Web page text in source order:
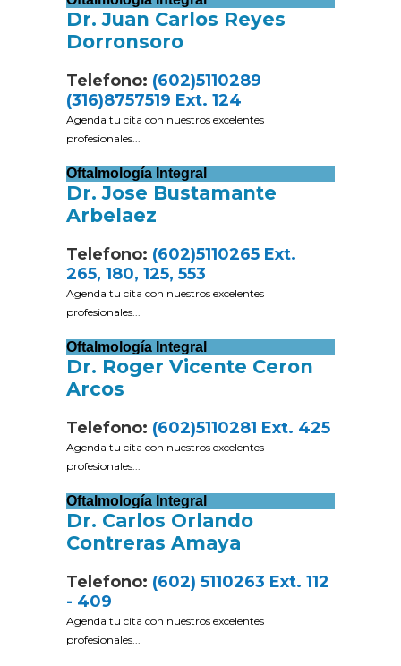
Dr. Juan Carlos Reyes
Dorronsoro
Telefono: (602)5110289
(316)8757519 Ext. 124
Agenda tu cita con nuestros excelentes
profesionales...
Oftalmología Integral
Dr. Jose Bustamante
Arbelaez
Telefono: (602)5110265 Ext.
265, 180, 125, 553
Agenda tu cita con nuestros excelentes
profesionales...
Oftalmología Integral
Dr. Roger Vicente Ceron
Arcos
Telefono: (602)5110281 Ext. 425
Agenda tu cita con nuestros excelentes
profesionales...
Oftalmología Integral
Dr. Carlos Orlando
Contreras Amaya
Telefono: (602) 5110263 Ext. 112
- 409
Agenda tu cita con nuestros excelentes
profesionales...